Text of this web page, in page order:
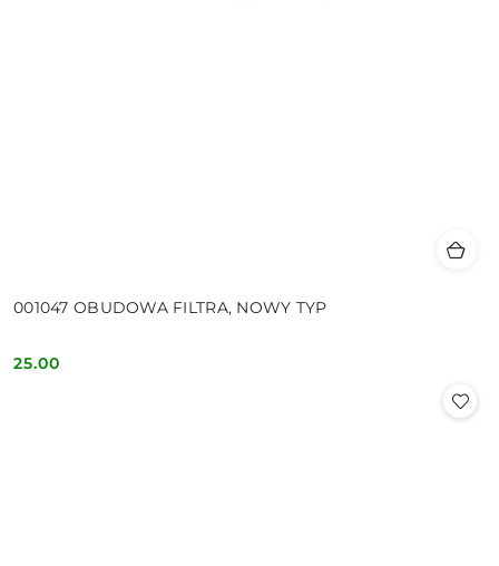
001047 OBUDOWA FILTRA, NOWY TYP
Cena:
25.00